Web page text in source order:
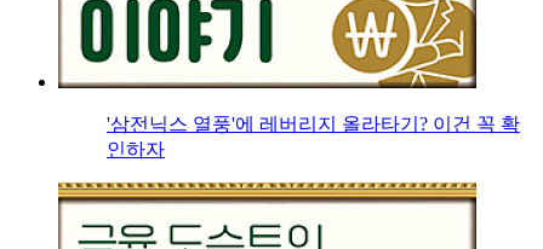
'삼전닉스 열풍'에 레버리지 올라타기? 이건 꼭 확
인하자